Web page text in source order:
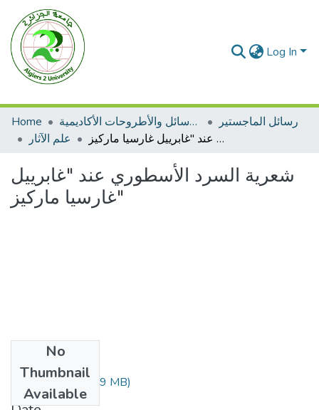
Log In
Home الرسائل والأطروحات الأكاديمية
رسائل الماجستير
علم الآثار
شعرية السرد الأسطوري عند "غابرييل غارسيا ماركيز"
شعرية السرد الأسطوري عند "غابرييل
غارسيا ماركيز"
No
Thumbnail
Available
غيبوب باية.pdf(3.89 MB)